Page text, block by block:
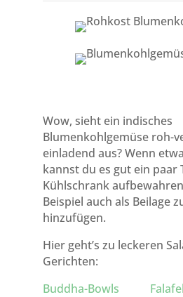
Wow, sieht ein indisches
Blumenkohlgemüse roh-
einladend aus? Wenn
kannst du es gut ein paar
Kühlschrank
Beispiel auch als Beilage
hinzufügen.
Hier geht’s zu leckeren
Gerichten:
Buddha-Bowls